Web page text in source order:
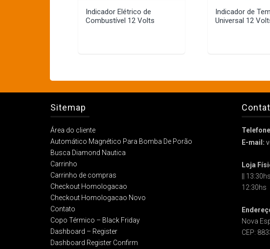
Indicador Elétrico de
Combustível 12 Volts
Indicador de
Universal 12
Sitemap
Área do cliente
Automático Magnético Para Bomba De Porão
Busca Diamond Nautica
Carrinho
Carrinho de compras
Checkout Homologacao
Checkout Homologacao Novo
Contato
Copo Térmico – Black Friday
Dashboard – Register
Dashboard Register Confirm
E-mail:
Loja
||
12:30hs
Nova
CEP: